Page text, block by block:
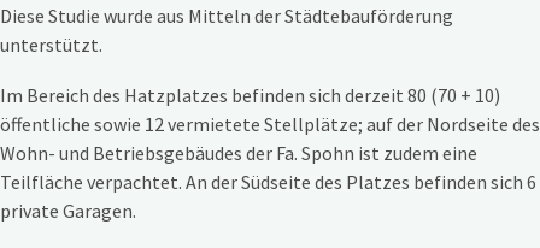
Diese Studie wurde aus Mitteln der Städtebauförderung
unterstützt.
Im Bereich des Hatzplatzes befinden sich derzeit 80 (70 + 10)
öffentliche sowie 12 vermietete Stellplätze; auf der Nordseite des
Wohn- und Betriebsgebäudes der Fa. Spohn ist zudem eine
Teilfläche verpachtet. An der Südseite des Platzes befinden sich 6
private Garagen.